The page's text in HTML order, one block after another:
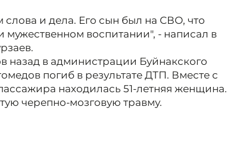
слова и дела. Его сын был на СВО, что
мужественном воспитании", - написал в
назад в администрации Буйнакского
погиб в результате ДТП. Вместе с
находилась 51-летняя женщина.
черепно-мозговую травму.